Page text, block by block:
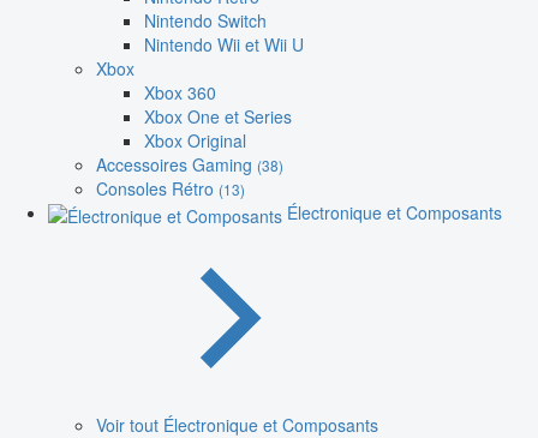
Nintendo Switch
Nintendo Wii et Wii U
Xbox
Xbox 360
Xbox One et Series
Xbox Original
Accessoires Gaming (38)
Consoles Rétro (13)
Électronique et Composants
Voir tout Électronique et Composants